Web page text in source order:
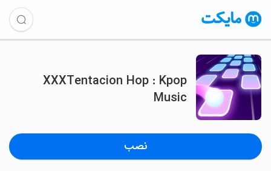
XXXTentacion Hop : Kpop
Music
نصب